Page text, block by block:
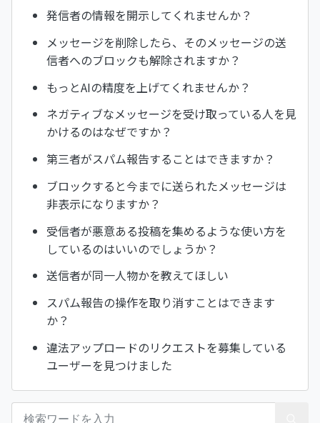
発信者の情報を開示してくれませんか？
メッセージを削除したら、そのメッセージの送
信者へのブロックも解除されますか？
もっとAIの精度を上げてくれませんか？
ネガティブなメッセージを受け取っている人を見
かけるのはなぜですか？
第三者がスパム報告することはできますか？
ブロックすると今までに送られたメッセージは
非表示になりますか？
受信者が悪意ある投稿を集めるような使い方を
しているのはいいのでしょうか？
送信者が同一人物かを教えてほしい
スパム報告の操作を取り消すことはできます
か？
違法アップロードのリクエストを募集している
ユーザーを見つけました